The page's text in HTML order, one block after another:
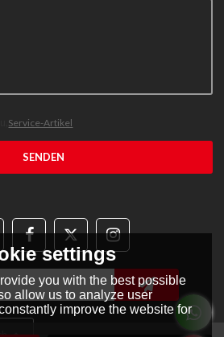
Service-Artikel
SENDEN
settings
you with the best possible
allow us to analyze user
improve the website for